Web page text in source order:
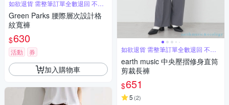
如欲退貨 需整筆訂單全數退回 不能
單退
Green Parks 腰際層次設計格
紋寬褲
$630
活動 券
加入購物車
如欲退貨 需整筆訂單全數退回 不能
單退
earth music 中央壓摺修身直筒
剪裁長褲
$651
5 (2)